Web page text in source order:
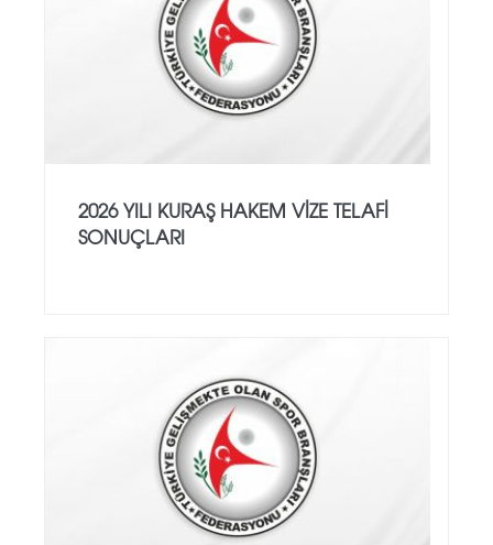
2026 YILI KURAŞ HAKEM VİZE TELAFİ
SONUÇLARI